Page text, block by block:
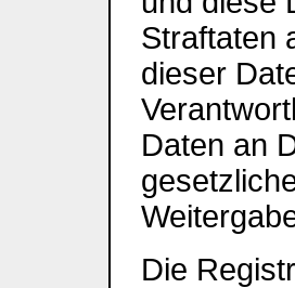
Straftaten
dieser
Daten an
Die